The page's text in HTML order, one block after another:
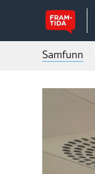
Samfunn